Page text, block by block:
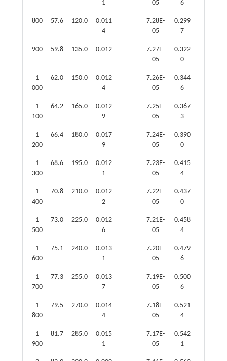
1 05 6
800 57.6 120.0
0.011
4
7.28E-
05
0.299
7
900 59.8 135.0 0.012
7.27E-
05
0.322
0
1
000
62.0 150.0
0.012
4
7.26E-
05
0.344
6
1
100
64.2 165.0
0.012
9
7.25E-
05
0.367
3
1
200
66.4 180.0
0.017
9
7.24E-
05
0.390
0
1
300
68.6 195.0
0.012
1
7.23E-
05
0.415
4
1
400
70.8 210.0
0.012
2
7.22E-
05
0.437
0
1
500
73.0 225.0
0.012
6
7.21E-
05
0.458
4
1
600
75.1 240.0
0.013
1
7.20E-
05
0.479
6
1
700
77.3 255.0
0.013
7
7.19E-
05
0.500
6
1
800
79.5 270.0
0.014
4
7.18E-
05
0.521
4
1
900
81.7 285.0
0.015
1
7.17E-
05
0.542
1